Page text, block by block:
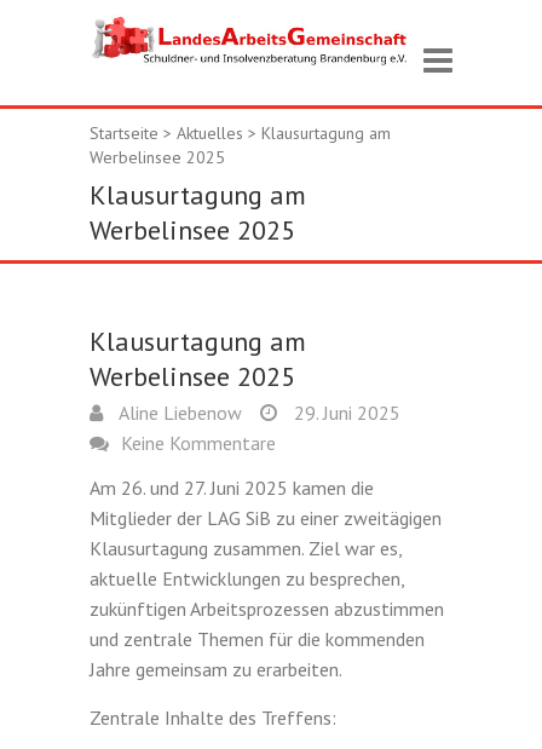
Startseite > Aktuelles > Klausurtagung am
Werbelinsee 2025
Klausurtagung am
Werbelinsee 2025
Klausurtagung am
Werbelinsee 2025
Aline Liebenow
29. Juni 2025
Keine Kommentare
Am 26. und 27. Juni 2025 kamen die
Mitglieder der LAG SiB zu einer zweitägigen
Klausurtagung zusammen. Ziel war es,
aktuelle Entwicklungen zu besprechen,
zukünftigen Arbeitsprozessen abzustimmen
und zentrale Themen für die kommenden
Jahre gemeinsam zu erarbeiten.
Zentrale Inhalte des Treffens: